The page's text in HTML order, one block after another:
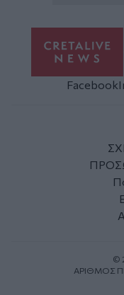
Facebook
©
ΑΡΙΘΜΟΣ